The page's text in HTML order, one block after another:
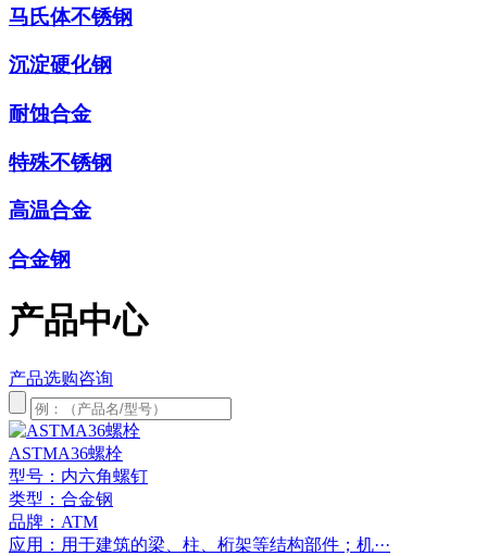
马氏体不锈钢
沉淀硬化钢
耐蚀合金
特殊不锈钢
高温合金
合金钢
产品中心
产品选购咨询
ASTMA36螺栓
型号：内六角螺钉
类型：合金钢
品牌：ATM
应用：用于建筑的梁、柱、桁架等结构部件；机···